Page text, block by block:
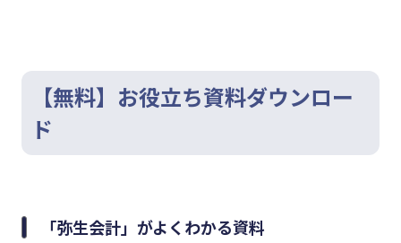
【無料】お役立ち資料ダウンロー
ド
「弥生会計」がよくわかる資料